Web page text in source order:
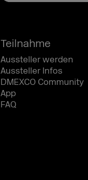
Teilnahme
Aussteller werden
Aussteller Infos
DMEXCO Community
App
FAQ